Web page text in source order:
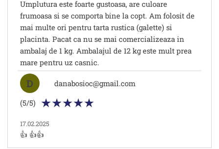
Umplutura este foarte gustoasa, are culoare
frumoasa si se comporta bine la copt. Am folosit de
mai multe ori pentru tarta rustica (galette) si
placinta. Pacat ca nu se mai comercializeaza in
ambalaj de 1 kg. Ambalajul de 12 kg este mult prea
mare pentru uz casnic.
D
danabosioc@gmail.com
(5/5)
17.02.2025
👍 👍👍